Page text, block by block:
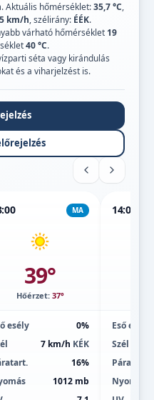
. Aktuális hőmérséklet:35,7 °C,
5 km/h, szélirány: ÉÉK.
várható hőmérséklet 19
40 °C.
séta vagy kirándulás
és a viharjelzést is.
MA
39°
Hőérzet: 37°
esély
0%
7 km/h KÉK
16%
1012 mb
14:00
Eső esély
Szél
Páratart.
Nyomás